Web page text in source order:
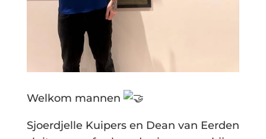
Welkom mannen
Sjoerdjelle Kuipers en Dean van Eerden